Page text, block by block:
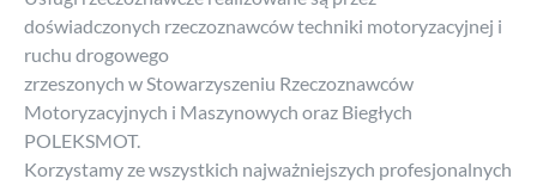
doświadczonych rzeczoznawców techniki motoryzacyjnej i
ruchu drogowego
zrzeszonych w Stowarzyszeniu Rzeczoznawców
Motoryzacyjnych i Maszynowych oraz Biegłych
POLEKSMOT.
Korzystamy ze wszystkich najważniejszych profesjonalnych